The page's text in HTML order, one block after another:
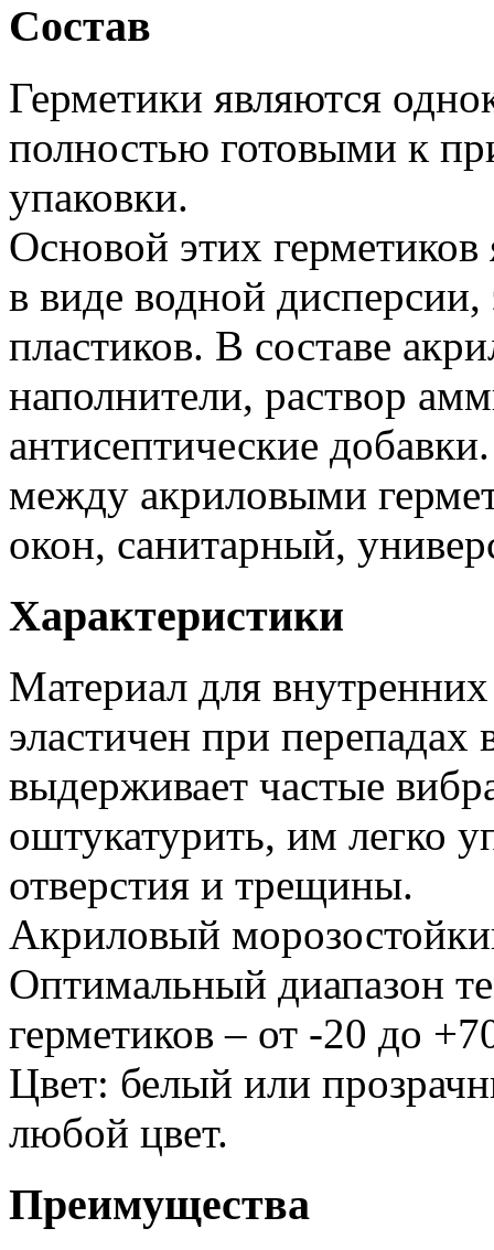
Состав
Герметики являются
полностью готовыми к
упаковки.
Основой этих герметиков
в виде водной
пластиков. В составе
наполнители, раствор
антисептические
между акриловыми
окон, санитарный,
Характеристики
Материал для
эластичен при
выдерживает частые
оштукатурить, им легко
отверстия и трещины.
Акриловый
Оптимальный диапазон
герметиков – от -20 до
Цвет: белый или
любой цвет.
Преимущества